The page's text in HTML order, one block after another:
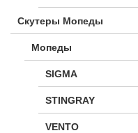
Скутеры Мопеды
Мопеды
SIGMA
STINGRAY
VENTO